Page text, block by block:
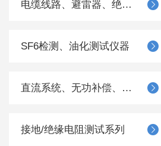
电缆线路、避雷器、绝缘子测试仪器
SF6检测、油化测试仪器
直流系统、无功补偿、电池电机检测仪器
接地/绝缘电阻测试系列